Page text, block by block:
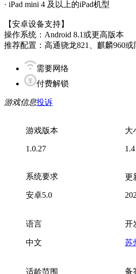
· iPad mini 4 及以上的iPad机型
【安卓设备支持】
操作系统：Android 8.1或更高版本
推荐配置：高通骁龙821、麒麟960
需要网络
付费解锁
游戏信息投诉
游戏版本
1.0.27
大
系统要求
安卓5.0
更
语言
中文
开
苏
适龄范围 备